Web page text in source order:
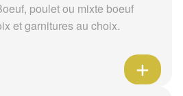
poulet ou mixte boeuf
et garnitures au choix.